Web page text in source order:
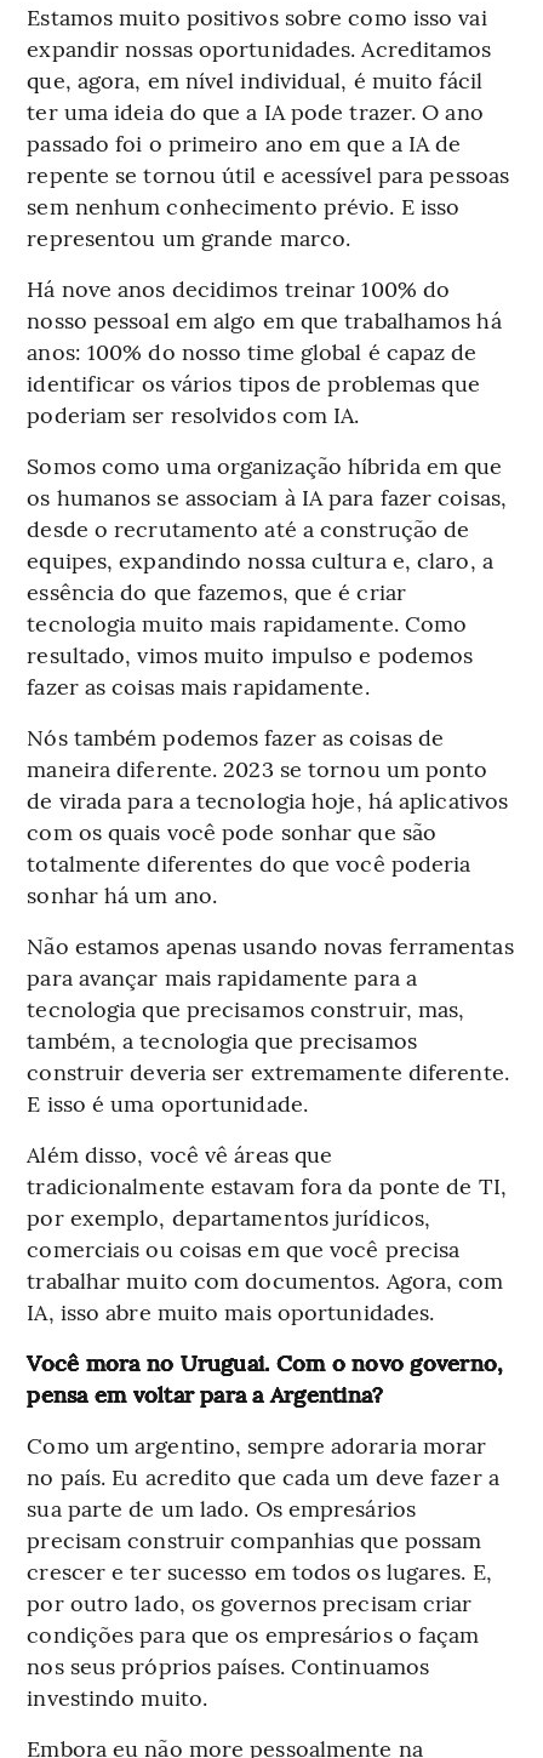
Estamos muito positivos sobre como isso vai
expandir nossas oportunidades. Acreditamos
que, agora, em nível individual, é muito fácil
ter uma ideia do que a IA pode trazer. O ano
passado foi o primeiro ano em que a IA de
repente se tornou útil e acessível para pessoas
sem nenhum conhecimento prévio. E isso
representou um grande marco.
Há nove anos decidimos treinar 100% do
nosso pessoal em algo em que trabalhamos há
anos: 100% do nosso time global é capaz de
identificar os vários tipos de problemas que
poderiam ser resolvidos com IA.
Somos como uma organização híbrida em que
os humanos se associam à IA para fazer coisas,
desde o recrutamento até a construção de
equipes, expandindo nossa cultura e, claro, a
essência do que fazemos, que é criar
tecnologia muito mais rapidamente. Como
resultado, vimos muito impulso e podemos
fazer as coisas mais rapidamente.
Nós também podemos fazer as coisas de
maneira diferente. 2023 se tornou um ponto
de virada para a tecnologia hoje, há aplicativos
com os quais você pode sonhar que são
totalmente diferentes do que você poderia
sonhar há um ano.
Não estamos apenas usando novas ferramentas
para avançar mais rapidamente para a
tecnologia que precisamos construir, mas,
também, a tecnologia que precisamos
construir deveria ser extremamente diferente.
E isso é uma oportunidade.
Além disso, você vê áreas que
tradicionalmente estavam fora da ponte de TI,
por exemplo, departamentos jurídicos,
comerciais ou coisas em que você precisa
trabalhar muito com documentos. Agora, com
IA, isso abre muito mais oportunidades.
Você mora no Uruguai. Com o novo governo,
pensa em voltar para a Argentina?
Como um argentino, sempre adoraria morar
no país. Eu acredito que cada um deve fazer a
sua parte de um lado. Os empresários
precisam construir companhias que possam
crescer e ter sucesso em todos os lugares. E,
por outro lado, os governos precisam criar
condições para que os empresários o façam
nos seus próprios países. Continuamos
investindo muito.
Embora eu não more pessoalmente na